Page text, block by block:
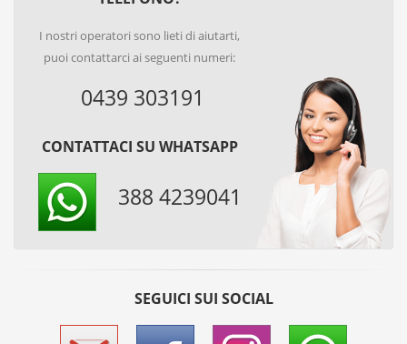
I nostri operatori sono lieti di aiutarti,
puoi contattarci ai seguenti numeri:
0439 303191
CONTATTACI SU WHATSAPP
388 4239041
SEGUICI SUI SOCIAL